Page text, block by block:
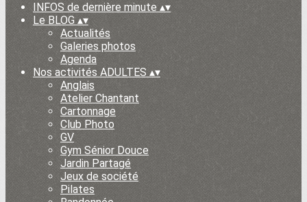
INFOS de dernière minute▴▾
Le BLOG▴▾
Actualités
Galeries photos
Agenda
Nos activités ADULTES ▴▾
Anglais
Atelier Chantant
Cartonnage
Club Photo
GV
Gym Sénior Douce
Jardin Partagé
Jeux de société
Pilates